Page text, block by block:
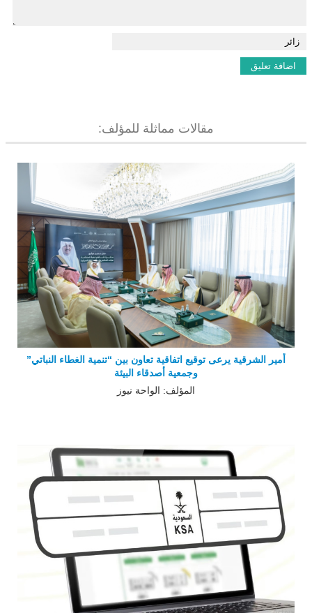
مقالات مماثلة للمؤلف:
أمير الشرقية يرعى توقيع اتفاقية تعاون بين “تنمية الغطاء النباتي”
وجمعية أصدقاء البيئة
المؤلف: الواحة نيوز